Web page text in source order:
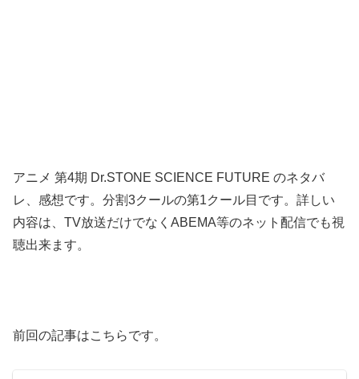
アニメ 第4期 Dr.STONE SCIENCE FUTURE のネタバ
レ、感想です。分割3クールの第1クール目です。詳しい
内容は、TV放送だけでなくABEMA等のネット配信でも視
聴出来ます。
前回の記事はこちらです。